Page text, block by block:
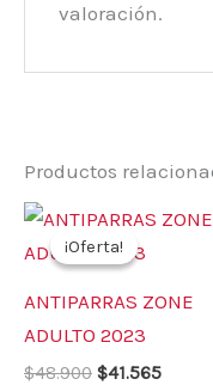
valoración.
Productos
¡Oferta!
¡Oferta!
ANTIPARRAS ZONE
ADULTO 2023
$48.900
El
original
$48.900.
$41.565
El